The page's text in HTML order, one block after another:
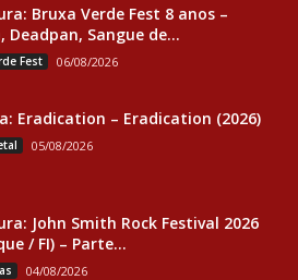
Bruxa Verde Fest 8 anos –
Deadpan, Sangue de...
Fest 06/08/2026
Eradication – Eradication (2026)
05/08/2026
John Smith Rock Festival 2026
/ FI) – Parte...
04/08/2026